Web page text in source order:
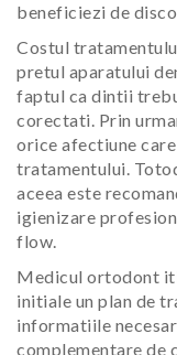
beneficiezi de
Costul
pretul aparatului
faptul ca dintii
corectati. Prin
orice afectiune
tratamentului.
aceea este
igienizare
flow.
Medicul ortodont
initiale un plan de
informatiile
complementare de